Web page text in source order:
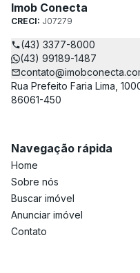
Imob Conecta
CRECI: J07279
(43) 3377-8000
(43) 99189-1487
Rua Prefeito Faria Lima,
86061-450
Navegação rápida
Home
Sobre nós
Buscar imóvel
Anunciar imóvel
Contato